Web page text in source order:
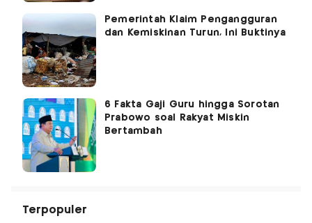
Pemerintah Klaim Pengangguran
dan Kemiskinan Turun, Ini Buktinya
6 Fakta Gaji Guru hingga Sorotan
Prabowo soal Rakyat Miskin
Bertambah
Terpopuler